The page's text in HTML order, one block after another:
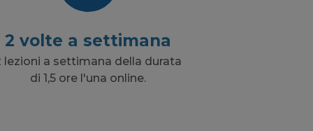
2 volte a settimana
lezioni a settimana della durata
di 1,5 ore l'una online.